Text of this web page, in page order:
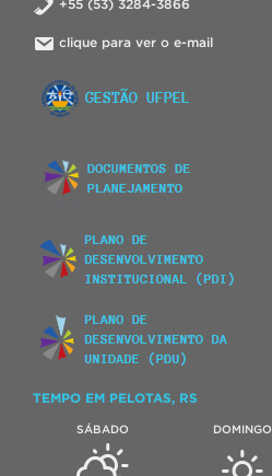
+55 (53) 3284-3866
clique para ver o e-mail
TEMPO EM PELOTAS, RS
SÁBADO DOMINGO